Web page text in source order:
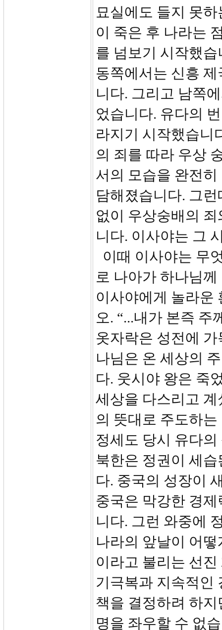
묘실에도 들지 못
이 죽은 후 나라는
를 넘보기 시작했
동쪽에서는 신흥
니다. 그리고 남쪽
었습니다. 유다의
라지기 시작했습니
의 죄를 따라 우상
서의 모습을 완전
담해졌습니다. 그
없이 우상숭배의
니다. 이사야는 그
이때 이사야는 무
로 나아가 하나님
이사야에게 놀라운
오. “...내가 본즉
옷자락은 성전에
나님은 온 세상의
다. 웃시야 왕은 죽
세상을 다스리고
의 뜻대로 주도하
정세도 당시 유다
북한은 정권이 세
다. 중국의 성장이
중국은 막강한 경
니다. 그런 와중에
나라의 앞날이 어
이라고 불리는 선
기극복과 지속적인
책을 결정하려 하
명을 좌우할 수 없